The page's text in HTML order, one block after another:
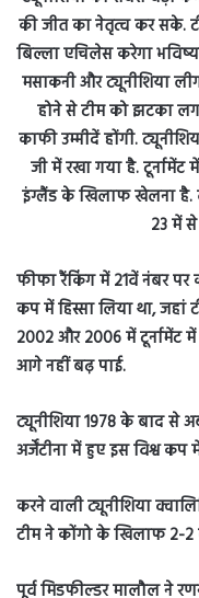
फीफा रैंकिंग में 21वें नंबर पर
कप में हिस्सा लिया था, जहां
2002 और 2006 में टूर्नामेंट
आगे नहीं बढ़ पाई.
ट्यूनीशिया 1978 के बाद से
अर्जेंटीना में हुए इस विश्व कप
करने वाली ट्यूनीशिया
टीम ने कोंगो के खिलाफ 2-2
पूर्व मिडफील्डर मालौल ने